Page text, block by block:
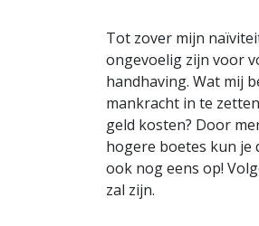
Tot zover mijn
ongevoelig zijn voor
handhaving. Wat mij
mankracht in te
geld kosten? Door
hogere boetes kun je
ook nog eens op!
zal zijn.